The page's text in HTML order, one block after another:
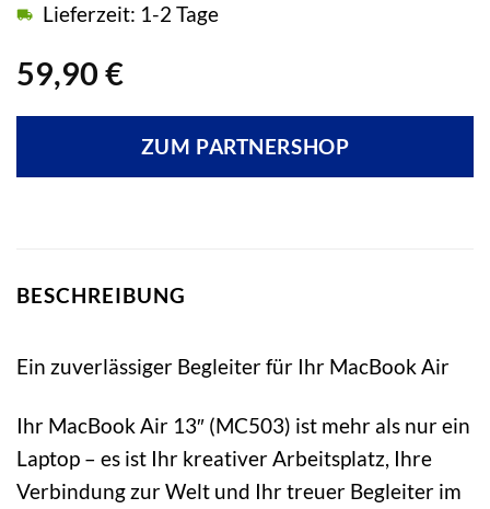
59,90 €
Lieferzeit: 1-2 Tage
ZUM PARTNERSHOP
BESCHREIBUNG
Ein zuverlässiger Begleiter für Ihr MacBook Air
Ihr MacBook Air 13″ (MC503) ist mehr als nur ein
Laptop – es ist Ihr kreativer Arbeitsplatz, Ihre
Verbindung zur Welt und Ihr treuer Begleiter im